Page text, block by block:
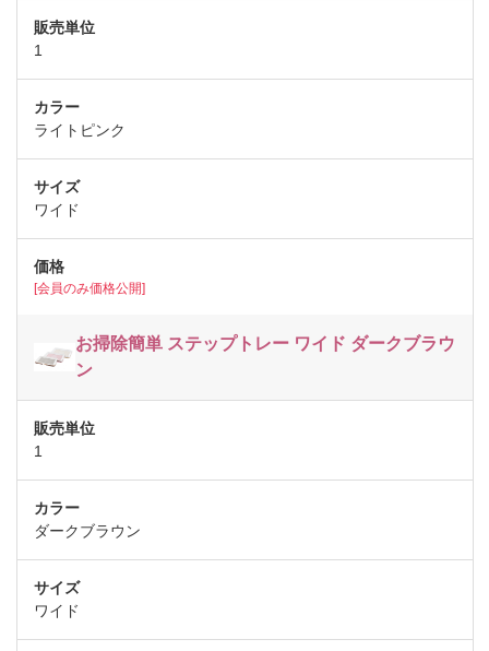
1
ライトピンク
ワイド
[会員のみ価格公開]
お掃除簡単 ステップトレー ワイド ダークブラウ
ン
1
ダークブラウン
ワイド